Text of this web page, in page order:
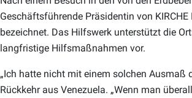
Geschäftsführende Präsidentin von
bezeichnet. Das Hilfswerk unterstützt die
langfristige Hilfsmaßnahmen vor.
„Ich hatte nicht mit einem solchen Ausmaß
Rückkehr aus Venezuela. „Wenn man